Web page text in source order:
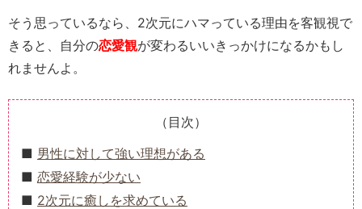
そう思っているなら、2次元にハマっている理由を客観視で
きると、自分の恋愛観が変わるいいきっかけになるかもし
れませんよ。
（目次）
男性に対して強い理想がある
恋愛経験が少ない
2次元に癒しを求めている